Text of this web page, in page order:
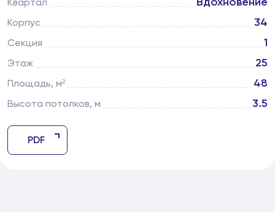
Корпус 34
Секция 1
Этаж 25
Площадь, м² 48
Высота потолков, м 3.5
PDF